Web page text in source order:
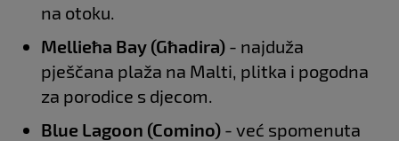
na otoku.
Mellieħa Bay (Għadira) - najduža
pješčana plaža na Malti, plitka i pogodna
za porodice s djecom.
Blue Lagoon (Comino) - već spomenuta